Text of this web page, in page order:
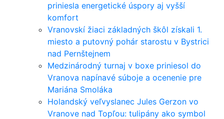
priniesla energetické úspory aj vyšší
komfort
Vranovskí žiaci základných škôl získali 1.
miesto a putovný pohár starostu v Bystrici
nad Pernštejnem
Medzinárodný turnaj v boxe priniesol do
Vranova napínavé súboje a ocenenie pre
Mariána Smoláka
Holandský veľvyslanec Jules Gerzon vo
Vranove nad Topľou: tulipány ako symbol